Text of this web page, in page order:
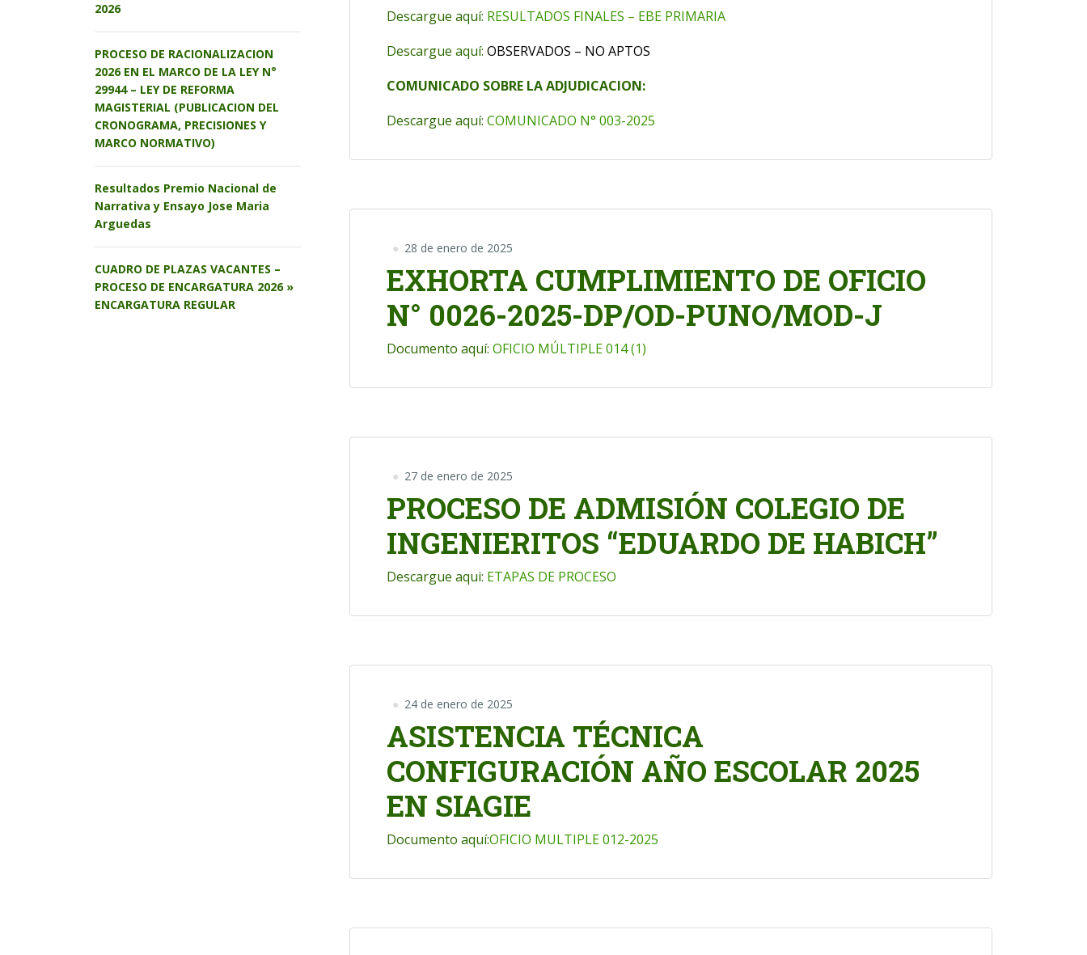
Descargue aquí: RESULTADOS FINALES – EBE PRIMARIA
Descargue aquí: OBSERVADOS – NO APTOS
COMUNICADO SOBRE LA ADJUDICACION:
Descargue aquí: COMUNICADO N° 003-2025
28 de enero de 2025
EXHORTA CUMPLIMIENTO DE OFICIO
N° 0026-2025-DP/OD-PUNO/MOD-J
Documento aquí: OFICIO MÚLTIPLE 014 (1)
27 de enero de 2025
PROCESO DE ADMISIÓN COLEGIO DE
INGENIERITOS “EDUARDO DE HABICH”
Descargue aqui: ETAPAS DE PROCESO
24 de enero de 2025
ASISTENCIA TÉCNICA
CONFIGURACIÓN AÑO ESCOLAR 2025
EN SIAGIE
Documento aquí:OFICIO MULTIPLE 012-2025
2026
PROCESO DE RACIONALIZACION
2026 EN EL MARCO DE LA LEY N°
29944 – LEY DE REFORMA
MAGISTERIAL (PUBLICACION DEL
CRONOGRAMA, PRECISIONES Y
MARCO NORMATIVO)
Resultados Premio Nacional de
Narrativa y Ensayo Jose Maria
Arguedas
CUADRO DE PLAZAS VACANTES –
PROCESO DE ENCARGATURA 2026 »
ENCARGATURA REGULAR